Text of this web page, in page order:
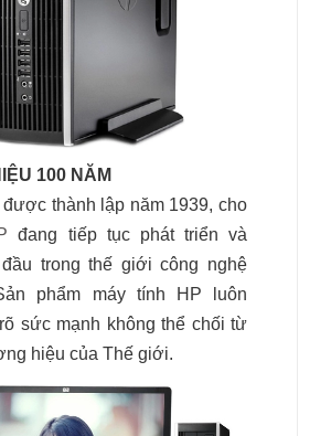
100 NĂM
được thành lập năm 1939, cho
đang tiếp tục phát triển và
trong thế giới công nghệ
phẩm máy tính HP luôn
sức mạnh không thể chối từ
hiệu của Thế giới.